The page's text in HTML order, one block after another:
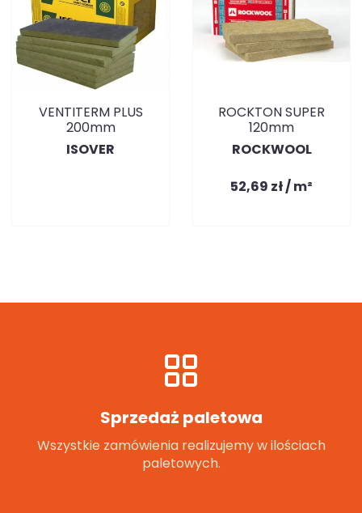
VENTITERM PLUS
200mm
ISOVER
ROCKTON SUPER
120mm
ROCKWOOL
52,69 zł / m²
Sprzedaż paletowa
Wszystkie zamówienia realizujemy w ilościach
paletowych.